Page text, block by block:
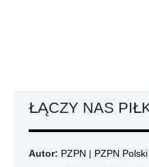
ŁĄCZY NAS
Autor: PZPN | PZPN